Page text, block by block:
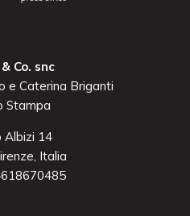
Co. snc
e Caterina Briganti
Stampa
Albizi 14
Italia